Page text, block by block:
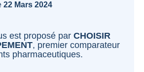
22 Mars 2024
est proposé parCHOISIR
, premier comparateur
pharmaceutiques.